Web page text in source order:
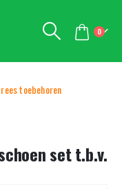
0
toebehoren
set t.b.v.